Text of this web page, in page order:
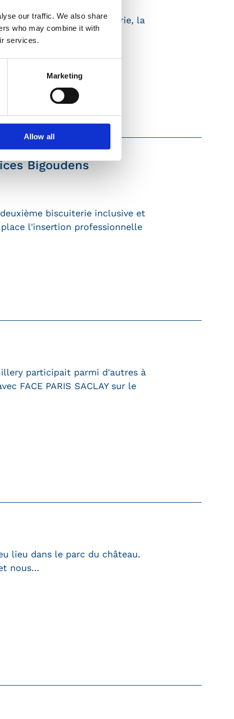
our traffic. We also share
who may combine it with
services.
Marketing
Allow all
Commerce et de l'Industrie, la
Bigoudens
biscuiterie inclusive et
l'insertion professionnelle
participait parmi d'autres à
FACE PARIS SACLAY sur le
lieu dans le parc du château.
nous…